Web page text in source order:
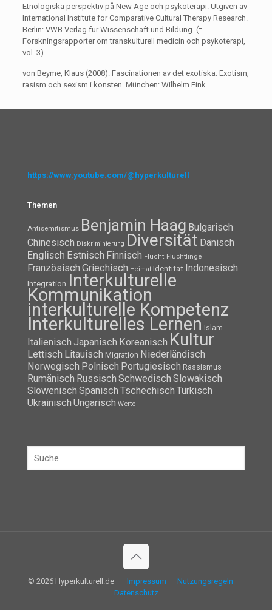
Etnologiska perspektiv på New Age och psykoterapi. Utgiven av
International Institute for Comparative Cultural Therapy Research.
Berlin: VWB Verlag für Wissenschaft und Bildung. (=
Forskningsrapporter om transkulturell medicin och psykoterapi,
vol. 3).
von Beyme, Klaus (2008): Fascinationen av det exotiska. Exotism,
rasism och sexism i konsten. München: Wilhelm Fink.
https://www.youtube.com/@hyperkulturell
Themen
Antisemitismus Benjamin Haag Bulgarisch
Chinesisch Diskriminierung Diversität Dänisch
Englisch Estnisch Finnisch Flucht Flüchtlinge
Französisch Griechisch Heimat Identität Indonesisch
Integration Interkulturelle
Kommunikation
interkulturelle Kompetenz
Interkulturelles Lernen Islam
Italienisch Japanisch Koreanisch Kultur
Lettisch Litauisch Migration Niederländisch
Norwegisch Polnisch Portugiesisch Rassismus
Rumänisch Russisch Schwedisch Slowakisch
Slowenisch Spanisch Tschechisch Türkisch
Ukrainisch Ungarisch Werte
© 2026 Hyperkulturell.de Impressum
Nutzungsregeln
Datenschutz